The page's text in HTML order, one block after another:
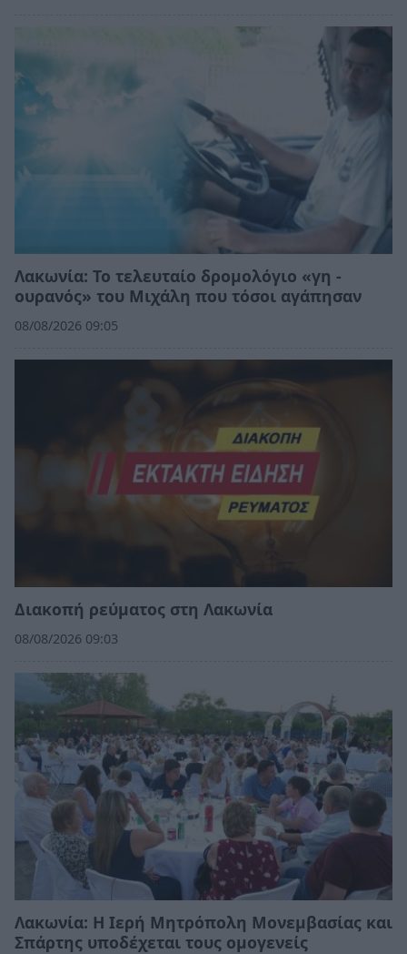
Λακωνία: Το τελευταίο δρομολόγιο «γη -
ουρανός» του Μιχάλη που τόσοι αγάπησαν
08/08/2026 09:05
Διακοπή ρεύματος στη Λακωνία
08/08/2026 09:03
Λακωνία: Η Ιερή Μητρόπολη Μονεμβασίας και
Σπάρτης υποδέχεται τους ομογενείς